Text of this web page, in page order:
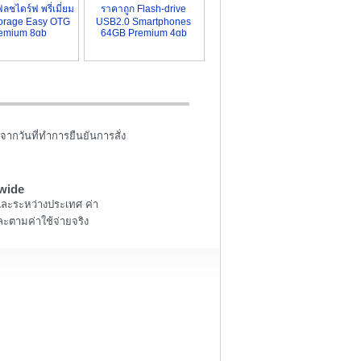
ชไดร์ฟ พรี่เมี่ยม
Easy OTG
8gb
ราคาถูก Flash-drive
USB2.0 Smartphones
64GB Premium 4gb
ากวันที่ทำการยืนยันการสั่ง
ะระหว่างประเทศ ค่า
ตามค่าใช้จ่ายจริง